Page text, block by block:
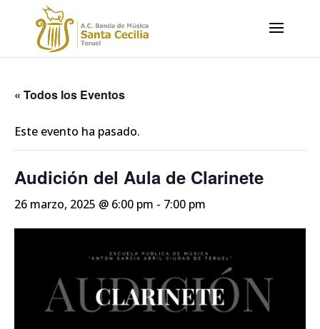
« Todos los Eventos
Este evento ha pasado.
Audición del Aula de Clarinete
26 marzo, 2025 @ 6:00 pm - 7:00 pm